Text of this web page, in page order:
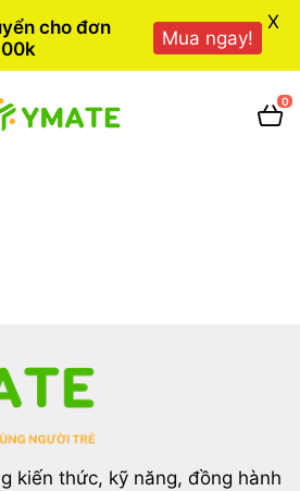
0
kiến thức, kỹ năng, đồng hành
cho đơn
Mua ngay!
X